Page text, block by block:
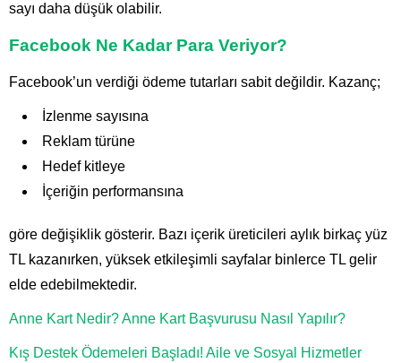
sayı daha düşük olabilir.
Facebook Ne Kadar Para Veriyor?
Facebook’un verdiği ödeme tutarları sabit değildir. Kazanç;
İzlenme sayısına
Reklam türüne
Hedef kitleye
İçeriğin performansına
göre değişiklik gösterir. Bazı içerik üreticileri aylık birkaç yüz
TL kazanırken, yüksek etkileşimli sayfalar binlerce TL gelir
elde edebilmektedir.
Anne Kart Nedir? Anne Kart Başvurusu Nasıl Yapılır?
Kış Destek Ödemeleri Başladı! Aile ve Sosyal Hizmetler